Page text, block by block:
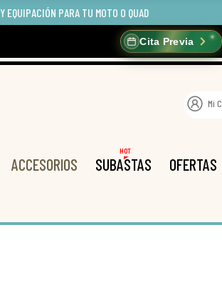
EQUIPACIÓN PARA TU MOTO O QUAD
Cita Previa
Mi
ACCESORIOS SUBASTAS
HOT
OFERTAS